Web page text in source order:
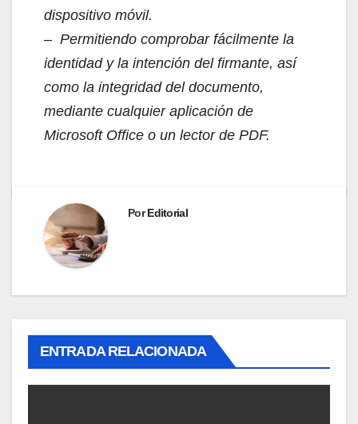
dispositivo móvil.
– Permitiendo comprobar fácilmente la
identidad y la intención del firmante, así
como la integridad del documento,
mediante cualquier aplicación de
Microsoft Office o un lector de PDF.
PorEditorial
ENTRADA RELACIONADA